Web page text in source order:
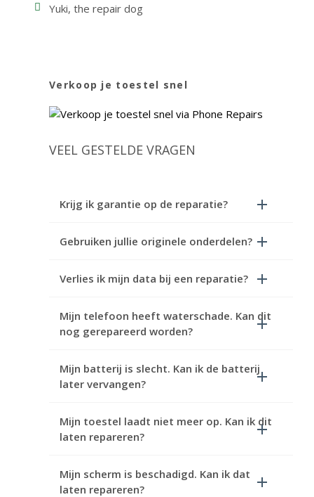
Yuki, the repair dog
Verkoop je toestel snel
VEEL GESTELDE VRAGEN
Krijg ik garantie op de reparatie?
Gebruiken jullie originele onderdelen?
Verlies ik mijn data bij een reparatie?
Mijn telefoon heeft waterschade. Kan dit
nog gerepareerd worden?
Mijn batterij is slecht. Kan ik de batterij
later vervangen?
Mijn toestel laadt niet meer op. Kan ik dit
laten repareren?
Mijn scherm is beschadigd. Kan ik dat
laten repareren?